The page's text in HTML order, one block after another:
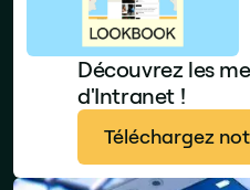
Découvrez les
d'Intranet !
Téléchargez